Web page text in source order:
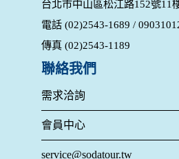
除非取得您的同意或其他法令之特別
的個人資料揭露予第三人或使用於蒐
在您於本網站註冊帳號、使用本網站
贈獎時，本網站會收集您的個人識別
業夥伴處取得個人資料。
身份證字號、電子郵件、出生日期、
當您註冊成功，並登入使用我們的服
料。註冊時，本網站取得您的姓名、
成功，並登入使用我們的服務後，本
台北市中山區松江路152號11
電話 (02)2543-1689 /
傳真 (02)2543-1189
聯絡我們
需求洽詢
會員中心
service@sodatour.tw